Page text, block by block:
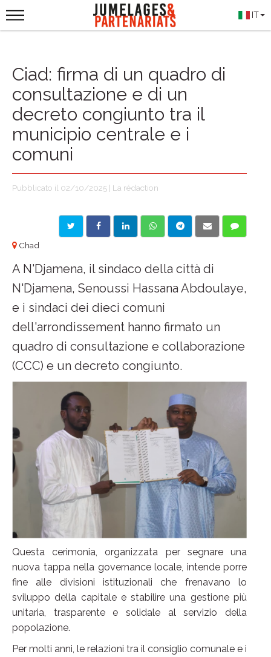
IT
Ciad: firma di un quadro di
consultazione e di un
decreto congiunto tra il
municipio centrale e i
comuni
Pubblicato il 02/10/2025 | La rédaction
Chad
A N'Djamena, il sindaco della città di
N'Djamena, Senoussi Hassana Abdoulaye,
e i sindaci dei dieci comuni
dell'arrondissement hanno firmato un
quadro di consultazione e collaborazione
(CCC) e un decreto congiunto.
Questa cerimonia, organizzata per segnare una
nuova tappa nella governance locale, intende porre
fine alle divisioni istituzionali che frenavano lo
sviluppo della capitale e stabilire una gestione più
unitaria, trasparente e solidale al servizio della
popolazione.
Per molti anni, le relazioni tra il consiglio comunale e i